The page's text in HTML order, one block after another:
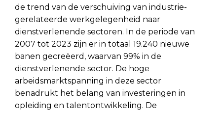
de trend van de verschuiving van industrie-
gerelateerde werkgelegenheid naar
dienstverlenende sectoren. In de periode van
2007 tot 2023 zijn er in totaal 19.240 nieuwe
banen gecreëerd, waarvan 99% in de
dienstverlenende sector. De hoge
arbeidsmarktspanning in deze sector
benadrukt het belang van investeringen in
opleiding en talentontwikkeling. De